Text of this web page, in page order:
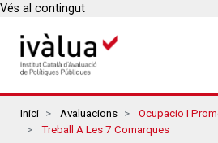
Vés al contingut
Breadcrumbs
Inici Avaluacions
Ocupacio I
Treball A Les 7 Comarques